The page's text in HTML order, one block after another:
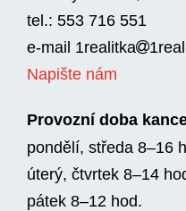
tel.: 553 716 551
e-mail 1realitka
Napište nám
Provozní doba
pondělí, středa 8–16
úterý, čtvrtek 8–14
pátek 8–12 hod.